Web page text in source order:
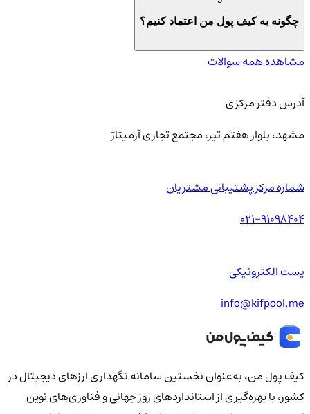
چگونه به کیف پول من اعتماد کنیم؟
مشاهده همه سوالات
آدرس دفتر مرکزی
مشهد، بلوار هفتم تیر، مجتمع تجاری آرمیتاژ
شماره مرکز پشتیبانی مشتریان
021-91098404
پست الکترونیکی
info@kifpool.me
کیف‌ پول من، به‌عنوان نخستین سامانه نگهداری ارزهای دیجیتال در
کشور، با بهره‌گیری از استانداردهای روز جهانی و فناوری‌های نوین